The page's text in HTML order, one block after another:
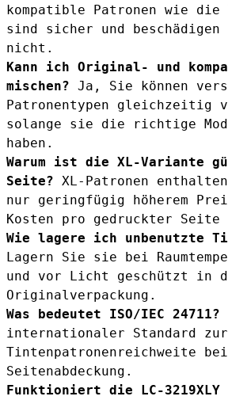
kompatible Patronen wie die
sind sicher und beschädigen
nicht.
Kann ich Original- und
mischen? Ja, Sie können
Patronentypen gleichzeitig
solange sie die richtige
haben.
Warum ist die XL-Variante
Seite? XL-Patronen
nur geringfügig höherem
Kosten pro gedruckter
Wie lagere ich unbenutzte
Lagern Sie sie bei
und vor Licht geschützt in
Originalverpackung.
Was bedeutet ISO/IEC 24711?
internationaler Standard zur
Tintenpatronenreichweite bei
Seitenabdeckung.
Funktioniert die LC-